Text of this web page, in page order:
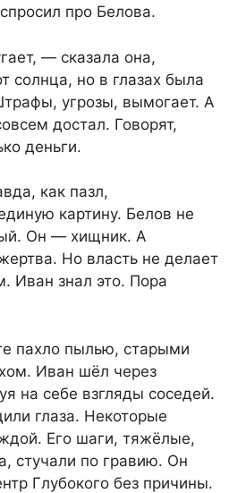
про Белова.
— сказала она,
солнца, но в глазах была
угрозы, вымогает. А
достал. Говорят,
деньги.
как пазл,
картину. Белов не
Он — хищник. А
Но власть не делает
Иван знал это. Пора
пахло пылью, старыми
Иван шёл через
на себе взгляды соседей.
глаза. Некоторые
Его шаги, тяжёлые,
стучали по гравию. Он
Глубокого без причины.